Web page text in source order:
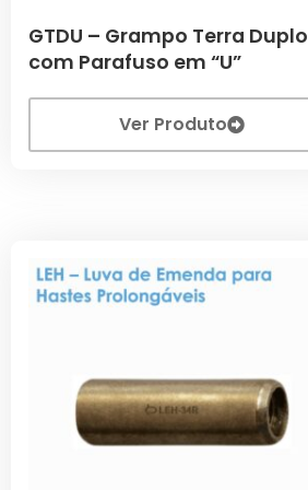
GTDU – Grampo Terra Duplo
com Parafuso em “U”
Ver Produto